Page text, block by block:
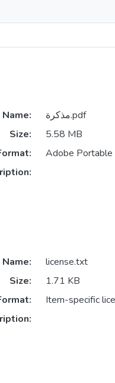
Name:
مذكرة.pdf
Size:
5.58 MB
Adobe Portable
Name:
license.txt
Size:
1.71 KB
Item-specific